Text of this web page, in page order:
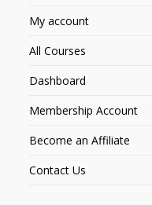
My account
All Courses
Dashboard
Membership Account
Become an Affiliate
Contact Us